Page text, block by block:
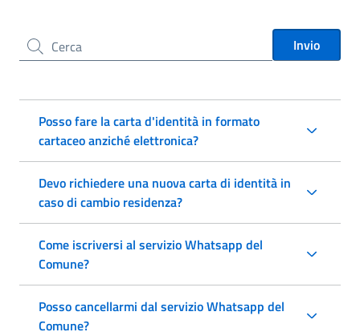
Cerca nel sito Invio
Posso fare la carta d'identità in formato
cartaceo anziché elettronica?
Devo richiedere una nuova carta di identità in
caso di cambio residenza?
Come iscriversi al servizio Whatsapp del
Comune?
Posso cancellarmi dal servizio Whatsapp del
Comune?